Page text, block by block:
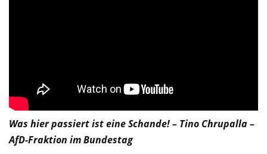
Was hier passiert ist eine Schande! – Tino Chrupalla –
AfD-Fraktion im Bundestag